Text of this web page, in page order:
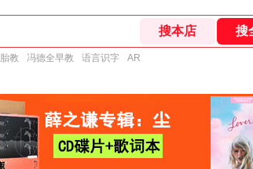
胎教 冯德全早教 语言识字 AR